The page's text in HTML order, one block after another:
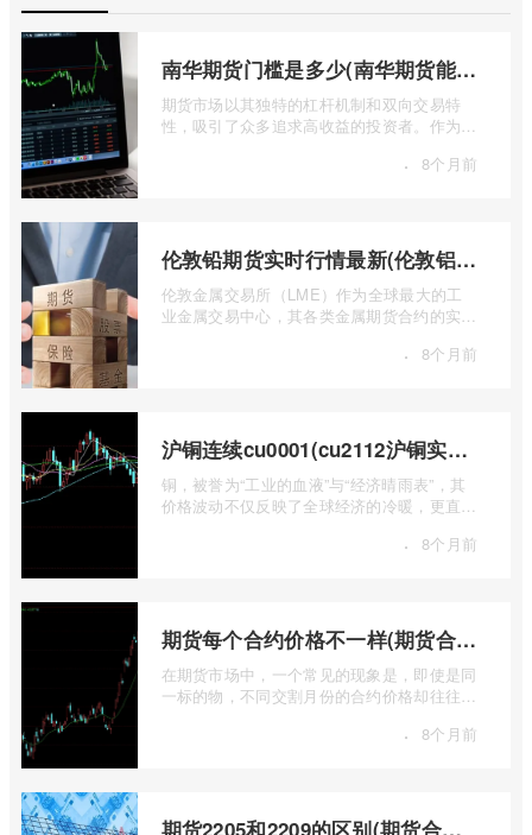
南华期货门槛是多少(南华期货能做国际期货吗)
期货市场以其独特的杠杆机制和双向交易特
性，吸引了众多追求高收益的投资者。作为中
· 8个月前
伦敦铅期货实时行情最新(伦敦铝锡期货实时行情)
伦敦金属交易所（LME）作为全球最大的工
业金属交易中心，其各类金属期货合约的实时
· 8个月前
沪铜连续cu0001(cu2112沪铜实时行情)
铜，被誉为“工业的血液”与“经济晴雨表”，其
价格波动不仅反映了全球经济的冷暖，更直接
· 8个月前
期货每个合约价格不一样(期货合约之间的价格差)
在期货市场中，一个常见的现象是，即使是同
一标的物，不同交割月份的合约价格却往往不
· 8个月前
期货2205和2209的区别(期货合约2205什么意思)